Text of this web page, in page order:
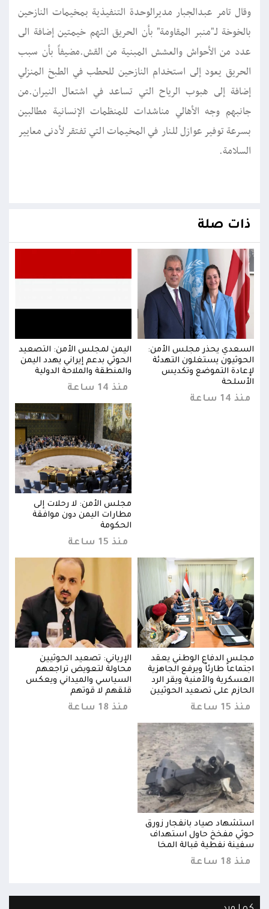
وقال تامر عبدالجبار مديرالوحدة التنفيذية بمخيمات النازحين
بالخوخة لـ"منبر المقاومة" بأن الحريق التهم خيمتين إضافة الى
عدد من الأحواش والعشش المبنية من القش.مضيفاً بأن سبب
الحريق يعود إلى استخدام النازحين للحطب في الطبخ المنزلي
إضافة إلى هبوب الرياح التي تساعد في اشتعال النيران.من
جانبهم وجه الأهالي مناشدات للمنظمات الإنسانية مطالبين
بسرعة توفير عوازل للنار في المخيمات التي تفتقر لأدنى معايير
السلامة.
ذات صلة
السعدي يحذر مجلس الأمن:
الحوثيون يستغلون التهدئة
لإعادة التموضع وتكديس
الأسلحة
منذ 14 ساعة
اليمن لمجلس الأمن: التصعيد
الحوثي بدعم إيراني يهدد اليمن
والمنطقة والملاحة الدولية
منذ 14 ساعة
مجلس الأمن: لا رحلات إلى
مطارات اليمن دون موافقة
الحكومة
منذ 15 ساعة
مجلس الدفاع الوطني يعقد
اجتماعاً طارئاً ويرفع الجاهزية
العسكرية والأمنية ويقر الرد
الحازم على تصعيد الحوثيين
منذ 15 ساعة
الإرياني: تصعيد الحوثيين
محاولة لتعويض تراجعهم
السياسي والميداني ويعكس
قلقهم لا قوتهم
منذ 18 ساعة
استشهاد صياد بانفجار زورق
حوثي مفخخ حاول استهداف
سفينة نفطية قبالة المخا
منذ 18 ساعة